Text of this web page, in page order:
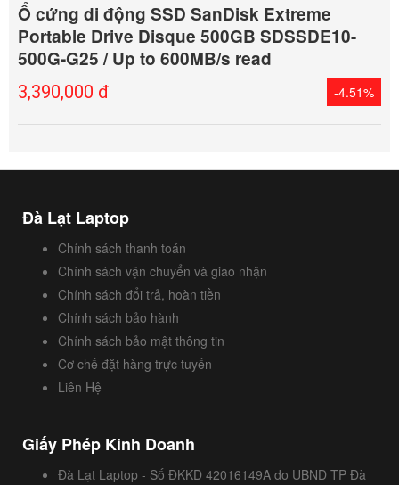
Ổ cứng di động SSD SanDisk Extreme
Portable Drive Disque 500GB SDSSDE10-
500G-G25 / Up to 600MB/s read
3,390,000 đ -4.51%
Đà Lạt Laptop
Chính sách thanh toán
Chính sách vận chuyển và giao nhận
Chính sách đổi trả, hoàn tiền
Chính sách bảo hành
Chính sách bảo mật thông tin
Cơ chế đặt hàng trực tuyến
Liên Hệ
Giấy Phép Kinh Doanh
Đà Lạt Laptop - Số ĐKKD 42016149A do UBND TP Đà